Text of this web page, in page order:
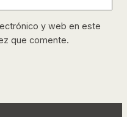
y web en este
que comente.